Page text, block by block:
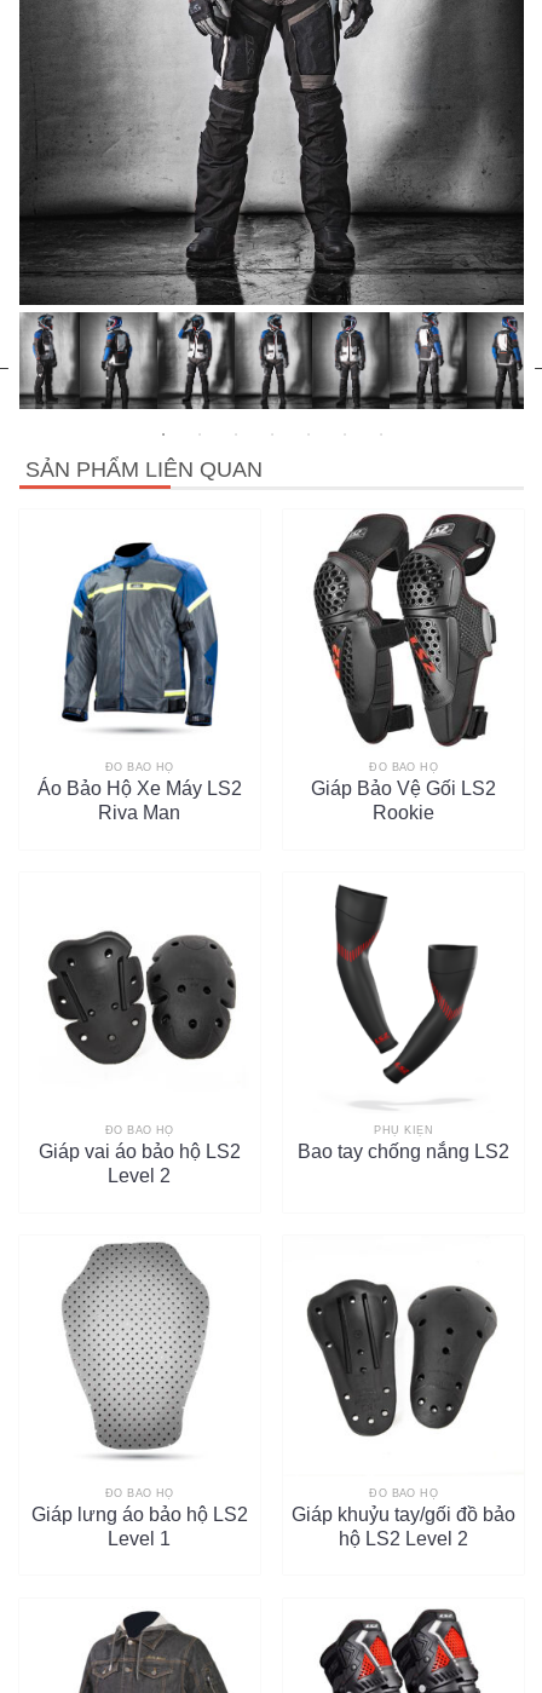
SẢN PHẨM LIÊN QUAN
ĐỒ BẢO HỘ
Áo Bảo Hộ Xe Máy LS2
Riva Man
ĐỒ BẢO HỘ
Giáp Bảo Vệ Gối LS2
Rookie
ĐỒ BẢO HỘ
Giáp vai áo bảo hộ LS2
Level 2
PHỤ KIỆN
Bao tay chống nắng LS2
ĐỒ BẢO HỘ
Giáp lưng áo bảo hộ LS2
Level 1
ĐỒ BẢO HỘ
Giáp khuỷu tay/gối đồ bảo
hộ LS2 Level 2